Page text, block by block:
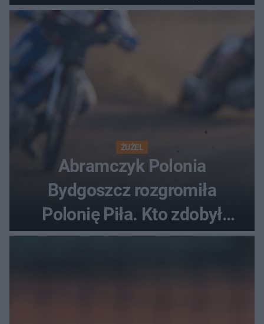
ostatnią porażkę?
ŻUŻEL
Abramczyk Polonia
Bydgoszcz rozgromiła
Polonię Piła. Kto zdobył
najwięcej punktów?